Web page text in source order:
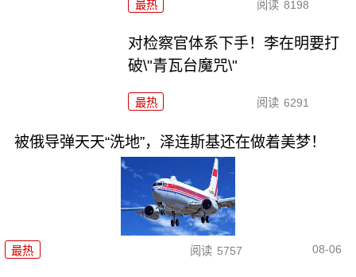
最热 阅读 8198
对检察官体系下手！李在明要打
破\"青瓦台魔咒\"
最热 阅读 6291
被俄导弹天天“洗地”，泽连斯基还在做着美梦！
最热 阅读 5757 08-06